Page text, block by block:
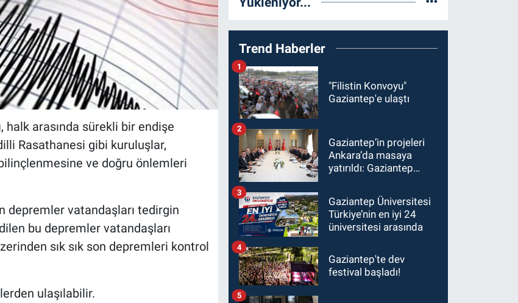
halk arasında sürekli bir endişe
Rasathanesi gibi kuruluşlar,
ve doğru önlemleri
depremler vatandaşları tedirgin
bu depremler vatandaşları
sık sık son depremleri kontrol
ulaşılabilir.
Trend Haberler
"Filistin Konvoyu"
Gaziantep'e ulaştı
1
Gaziantep’in projeleri
Ankara’da masaya
yatırıldı: Gaziantep
Şimşek’e ziyaret!
2
Gaziantep Üniversitesi
Türkiye’nin en iyi 24
üniversitesi arasında
3
Gaziantep'te dev
festival başladı!
4
5